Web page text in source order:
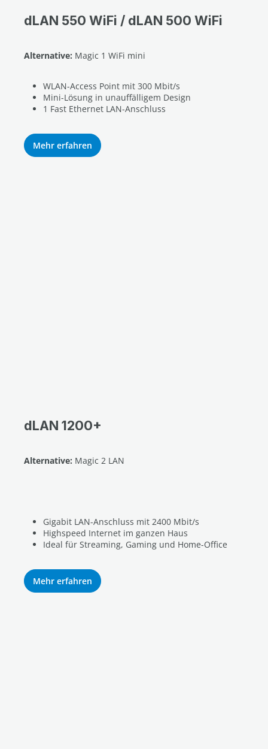
dLAN 550 WiFi / dLAN 500 WiFi
Alternative: Magic 1 WiFi mini
WLAN-Access Point mit 300 Mbit/s
Mini-Lösung in unauffälligem Design
1 Fast Ethernet LAN-Anschluss
Mehr erfahren
dLAN 1200+
Alternative: Magic 2 LAN
Gigabit LAN-Anschluss mit 2400 Mbit/s
Highspeed Internet im ganzen Haus
Ideal für Streaming, Gaming und Home-Office
Mehr erfahren